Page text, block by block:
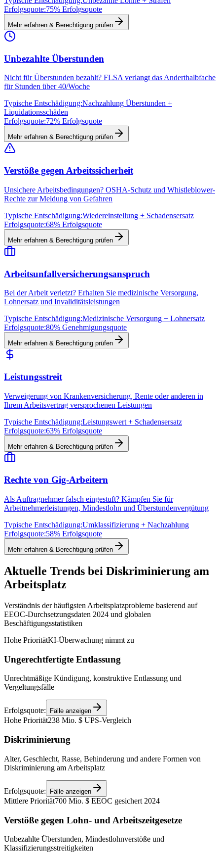
Erfolgsquote:75% Erfolgsquote
Mehr erfahren & Berechtigung prüfen
Unbezahlte Überstunden
Nicht für Überstunden bezahlt? FLSA verlangt das Anderthalbfache
für Stunden über 40/Woche
Typische Entschädigung:Nachzahlung Überstunden +
Liquidationsschäden
Erfolgsquote:72% Erfolgsquote
Mehr erfahren & Berechtigung prüfen
Verstöße gegen Arbeitssicherheit
Unsichere Arbeitsbedingungen? OSHA-Schutz und Whistleblower-
Rechte zur Meldung von Gefahren
Typische Entschädigung:Wiedereinstellung + Schadensersatz
Erfolgsquote:68% Erfolgsquote
Mehr erfahren & Berechtigung prüfen
Arbeitsunfallversicherungsanspruch
Bei der Arbeit verletzt? Erhalten Sie medizinische Versorgung,
Lohnersatz und Invaliditätsleistungen
Typische Entschädigung:Medizinische Versorgung + Lohnersatz
Erfolgsquote:80% Genehmigungsquote
Mehr erfahren & Berechtigung prüfen
Leistungsstreit
Verweigerung von Krankenversicherung, Rente oder anderen in
Ihrem Arbeitsvertrag versprochenen Leistungen
Typische Entschädigung:Leistungswert + Schadensersatz
Erfolgsquote:63% Erfolgsquote
Mehr erfahren & Berechtigung prüfen
Rechte von Gig-Arbeitern
Als Auftragnehmer falsch eingestuft? Kämpfen Sie für
Arbeitnehmerleistungen, Mindestlohn und Überstundenvergütung
Typische Entschädigung:Umklassifizierung + Nachzahlung
Erfolgsquote:58% Erfolgsquote
Mehr erfahren & Berechtigung prüfen
Aktuelle Trends bei Diskriminierung am
Arbeitsplatz
Verständnis der häufigsten Arbeitsplatzprobleme basierend auf
EEOC-Durchsetzungsdaten 2024 und globalen
Beschäftigungsstatistiken
Hohe PrioritätKI-Überwachung nimmt zu
Ungerechtfertigte Entlassung
Unrechtmäßige Kündigung, konstruktive Entlassung und
Vergeltungsfälle
Erfolgsquote: Fälle anzeigen
Hohe Priorität238 Mio. $ UPS-Vergleich
Diskriminierung
Alter, Geschlecht, Rasse, Behinderung und andere Formen von
Diskriminierung am Arbeitsplatz
Erfolgsquote: Fälle anzeigen
Mittlere Priorität700 Mio. $ EEOC gesichert 2024
Verstöße gegen Lohn- und Arbeitszeitgesetze
Unbezahlte Überstunden, Mindestlohnverstöße und
Klassifizierungsstreitigkeiten